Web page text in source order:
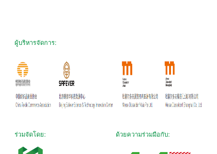
ผู้บริหารจัดการ:
ร่วมจัดโดย: ด้วยความร่วมมือกับ: